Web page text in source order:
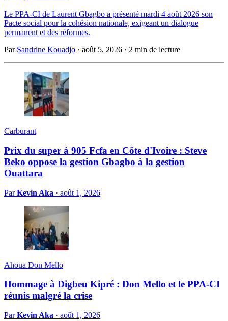
Le PPA-CI de Laurent Gbagbo a présenté mardi 4 août 2026 son
Pacte social pour la cohésion nationale, exigeant un dialogue
permanent et des réformes.
Par Sandrine Kouadjo · août 5, 2026 · 2 min de lecture
Carburant
Prix du super à 905 Fcfa en Côte d'Ivoire : Steve
Beko oppose la gestion Gbagbo à la gestion
Ouattara
ParKevin Aka · août 1, 2026
Ahoua Don Mello
Hommage à Digbeu Kipré : Don Mello et le PPA-CI
réunis malgré la crise
ParKevin Aka · août 1, 2026